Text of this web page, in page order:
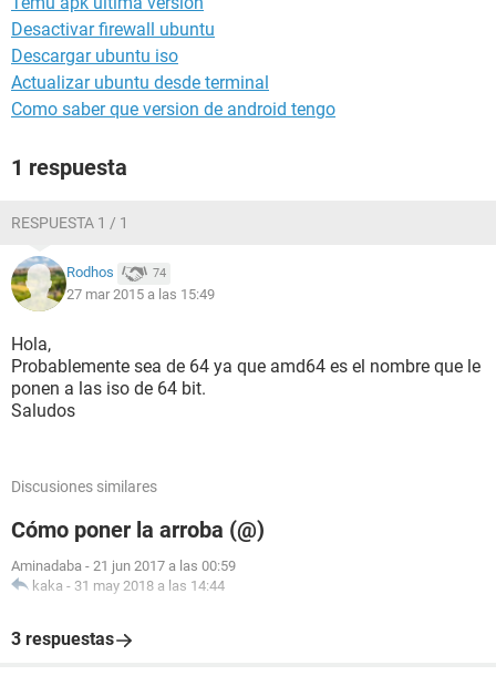
Desactivar firewall ubuntu
Descargar ubuntu iso
Actualizar ubuntu desde terminal
Como saber que version de android tengo
1 respuesta
RESPUESTA 1 / 1
Rodhos 74
27 mar 2015 a las 15:49
Hola,
Probablemente sea de 64 ya que amd64 es el nombre que le
ponen a las iso de 64 bit.
Saludos
Discusiones similares
Cómo poner la arroba (@)
Aminadaba - 21 jun 2017 a las 00:59
kaka - 31 may 2018 a las 14:44
3 respuestas